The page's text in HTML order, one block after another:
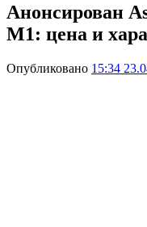
Анонсирован
M1: цена и
Опубликовано 15:34